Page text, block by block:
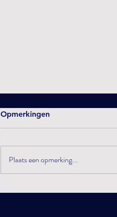
What will 2025 bring ?
Opmerkingen
Plaats een opmerking...